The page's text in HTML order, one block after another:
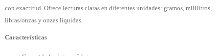
con exactitud. Ofrece lecturas claras en diferentes unidades: gramos, mililitros,
libras/onzas y onzas líquidas.
Características